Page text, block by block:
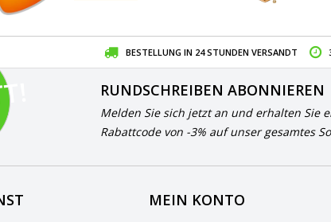
BESTELLUNG IN 24 STUNDEN VERSANDT
RUNDSCHREIBEN ABONNIEREN
Melden Sie sich jetzt an und erhalten Sie
Rabattcode von -3% auf unser gesamtes
MEIN KONTO